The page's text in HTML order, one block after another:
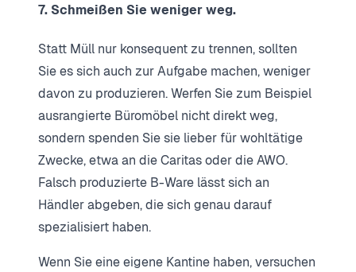
7. Schmeißen Sie weniger weg.
Statt Müll nur konsequent zu trennen, sollten
Sie es sich auch zur Aufgabe machen, weniger
davon zu produzieren. Werfen Sie zum Beispiel
ausrangierte Büromöbel nicht direkt weg,
sondern spenden Sie sie lieber für wohltätige
Zwecke, etwa an die Caritas oder die AWO.
Falsch produzierte B-Ware lässt sich an
Händler abgeben, die sich genau darauf
spezialisiert haben.
Wenn Sie eine eigene Kantine haben, versuchen